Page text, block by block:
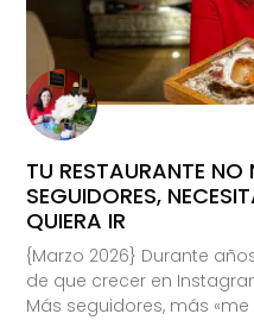
TU RESTAURANTE NO
SEGUIDORES,
QUIERA IR
{Marzo 2026} Durante
de que crecer en
Más seguidores, más